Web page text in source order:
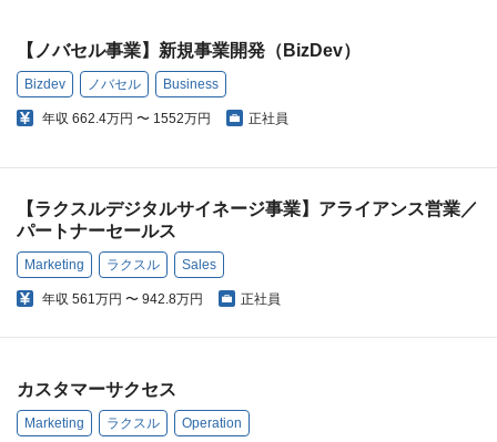
【ノバセル事業】新規事業開発（BizDev）
Bizdev ノバセル Business
年収 662.4万円 〜 1552万円 正社員
【ラクスルデジタルサイネージ事業】アライアンス営業／
パートナーセールス
Marketing ラクスル Sales
年収 561万円 〜 942.8万円 正社員
カスタマーサクセス
Marketing ラクスル Operation